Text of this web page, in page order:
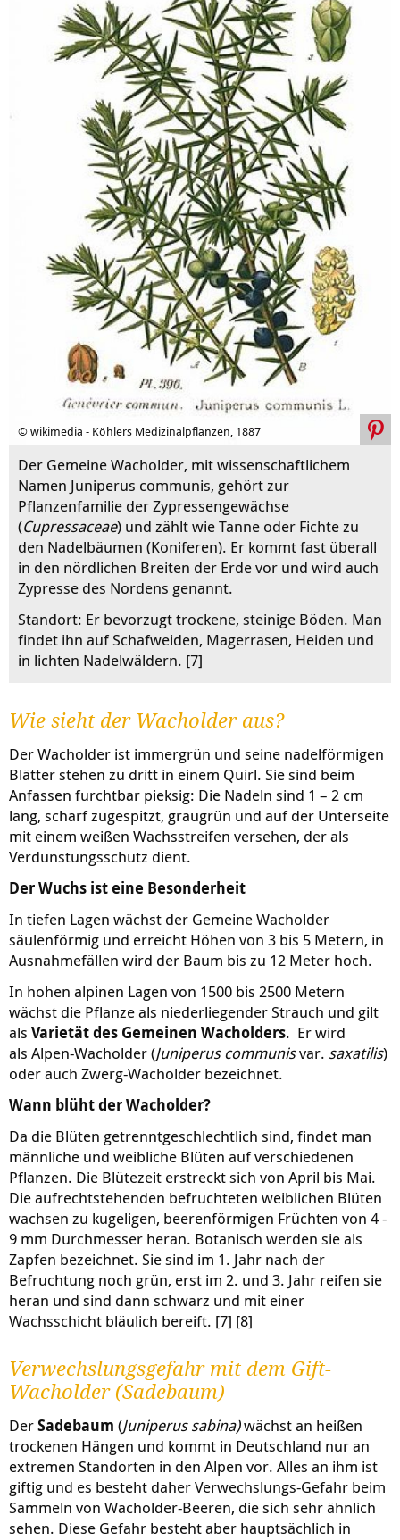
© wikimedia - Köhlers Medizinalpflanzen, 1887
Der Gemeine Wacholder, mit wissenschaftlichem
Namen Juniperus communis, gehört zur
Pflanzenfamilie der Zypressengewächse
(Cupressaceae) und zählt wie Tanne oder Fichte zu
den Nadelbäumen (Koniferen). Er kommt fast überall
in den nördlichen Breiten der Erde vor und wird auch
Zypresse des Nordens genannt.
Standort: Er bevorzugt trockene, steinige Böden. Man
findet ihn auf Schafweiden, Magerrasen, Heiden und
in lichten Nadelwäldern. [7]
Wie sieht der Wacholder aus?
Der Wacholder ist immergrün und seine nadelförmigen
Blätter stehen zu dritt in einem Quirl. Sie sind beim
Anfassen furchtbar pieksig: Die Nadeln sind 1 – 2 cm
lang, scharf zugespitzt, graugrün und auf der Unterseite
mit einem weißen Wachsstreifen versehen, der als
Verdunstungsschutz dient.
Der Wuchs ist eine Besonderheit
In tiefen Lagen wächst der Gemeine Wacholder
säulenförmig und erreicht Höhen von 3 bis 5 Metern, in
Ausnahmefällen wird der Baum bis zu 12 Meter hoch.
In hohen alpinen Lagen von 1500 bis 2500 Metern
wächst die Pflanze als niederliegender Strauch und gilt
als Varietät des Gemeinen Wacholders. Er wird
als Alpen-Wacholder (Juniperus communisvar. saxatilis)
oder auch Zwerg-Wacholder bezeichnet.
Wann blüht der Wacholder?
Da die Blüten getrenntgeschlechtlich sind, findet man
männliche und weibliche Blüten auf verschiedenen
Pflanzen. Die Blütezeit erstreckt sich von April bis Mai.
Die aufrechtstehenden befruchteten weiblichen Blüten
wachsen zu kugeligen, beerenförmigen Früchten von 4 -
9 mm Durchmesser heran. Botanisch werden sie als
Zapfen bezeichnet. Sie sind im 1. Jahr nach der
Befruchtung noch grün, erst im 2. und 3. Jahr reifen sie
heran und sind dann schwarz und mit einer
Wachsschicht bläulich bereift. [7] [8]
Verwechslungsgefahr mit dem Gift-
Wacholder (Sadebaum)
DerSadebaum (Juniperus sabina)wächst an heißen
trockenen Hängen und kommt in Deutschland nur an
extremen Standorten in den Alpen vor. Alles an ihm ist
giftig und es besteht daher Verwechslungs-Gefahr beim
Sammeln von Wacholder-Beeren, die sich sehr ähnlich
sehen. Diese Gefahr besteht aber hauptsächlich in